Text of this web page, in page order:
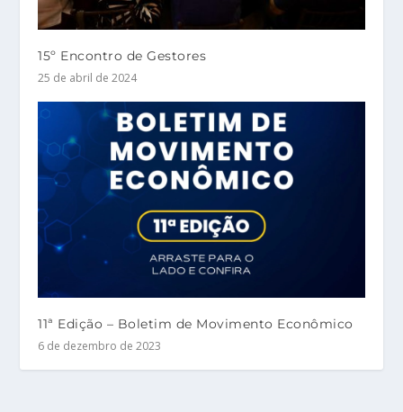
15º Encontro de Gestores
25 de abril de 2024
11ª Edição – Boletim de Movimento Econômico
6 de dezembro de 2023